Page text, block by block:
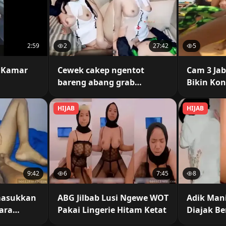
2:59 27:42
2
Cewek cakep ngentot
bareng abang grab
5
Cam 3
Bikin
9:42 7:45
HIJAB
6
ABG Jilbab Lusi Ngewe WOT
Pakai Lingerie Hitam Ketat
HIJAB
8
Adik
Diajak